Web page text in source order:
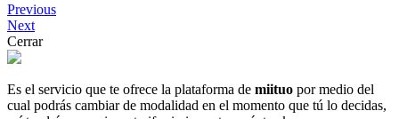
Previous
Next
Cerrar
Es el servicio que te ofrece la plataforma de miituo por medio del
cual podrás cambiar de modalidad en el momento que tú lo decidas,